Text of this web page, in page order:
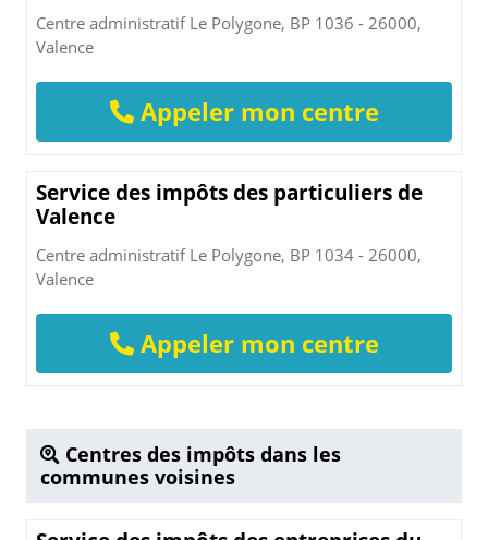
Centre administratif Le Polygone, BP 1036 - 26000,
Valence
Appeler mon centre
Service des impôts des particuliers de
Valence
Centre administratif Le Polygone, BP 1034 - 26000,
Valence
Appeler mon centre
Centres des impôts dans les
communes voisines